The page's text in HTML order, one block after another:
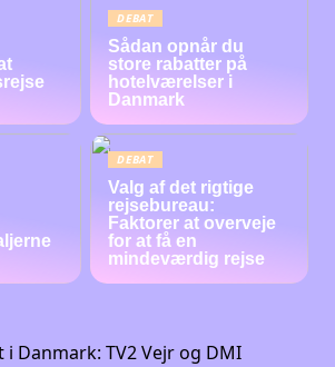
DEBAT
Sådan opnår du
store rabatter på
hotelværelser i
Danmark
DEBAT
Valg af det rigtige
rejsebureau:
Faktorer at overveje
for at få en
mindeværdig rejse
i Danmark: TV2 Vejr og DMI